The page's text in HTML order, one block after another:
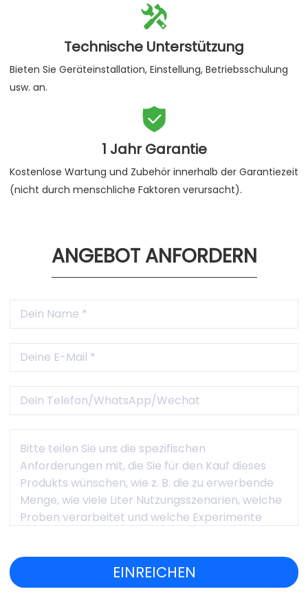

Technische Unterstützung
Bieten Sie Geräteinstallation, Einstellung, Betriebsschulung
usw. an.

1 Jahr Garantie
Kostenlose Wartung und Zubehör innerhalb der Garantiezeit
(nicht durch menschliche Faktoren verursacht).
ANGEBOT ANFORDERN